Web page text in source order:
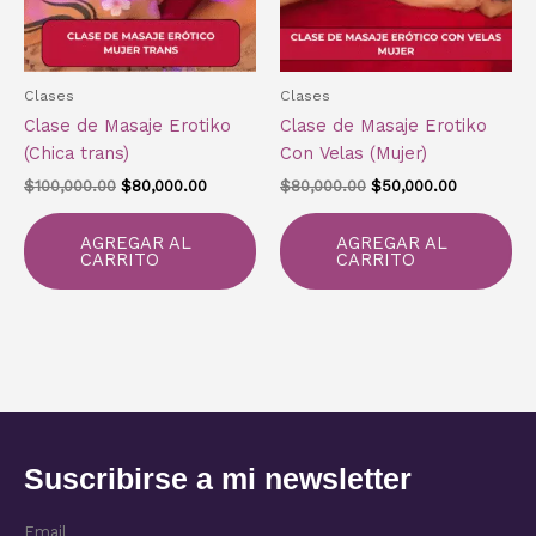
Clases
Clase de Masaje Erotiko
(Chica trans)
$100,000.00 $80,000.00
AGREGAR AL
CARRITO
Clases
Clase de Masaje Erotiko
Con Velas (Mujer)
$80,000.00 $50,000.00
AGREGAR AL
CARRITO
Suscribirse a mi newsletter
Email